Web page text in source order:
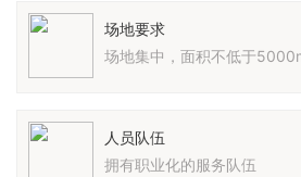
场地要求
场地集中，面积不低于
人员队伍
拥有职业化的服务队伍